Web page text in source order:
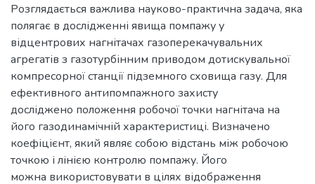
Розглядається важлива науково-практична задача, яка
полягає в дослідженні явища помпажу у
відцентрових нагнітачах газоперекачувальних
агрегатів з газотурбінним приводом дотискувальної
компресорної станції підземного сховища газу. Для
ефективного антипомпажного захисту
досліджено положення робочої точки нагнітача на
його газодинамічній характеристиці. Визначено
коефіцієнт, який являє собою відстань між робочою
точкою і лінією контролю помпажу. Його
можна використовувати в цілях відображення